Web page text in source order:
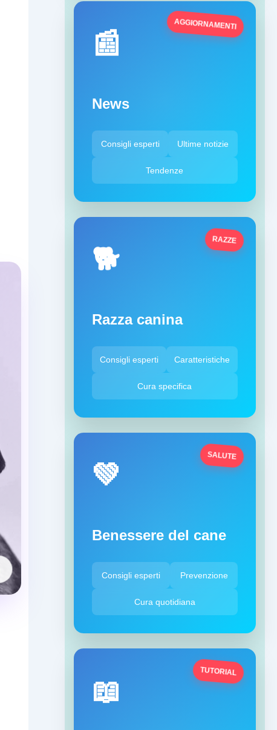
AGGIORNAMENTI
📰
News
Consigli esperti Ultime notizie
Tendenze
RAZZE
🐕
Razza canina
Consigli esperti Caratteristiche
Cura specifica
SALUTE
💚
Benessere del cane
Consigli esperti Prevenzione
Cura quotidiana
TUTORIAL
📖